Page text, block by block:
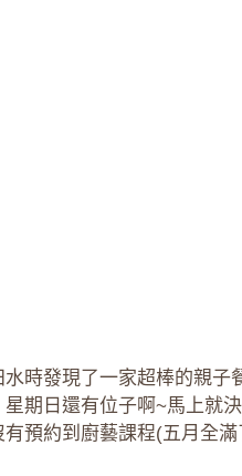
水時發現了一家超棒的親子
期日還有位子啊~馬上就
預約到廚藝課程(五月全